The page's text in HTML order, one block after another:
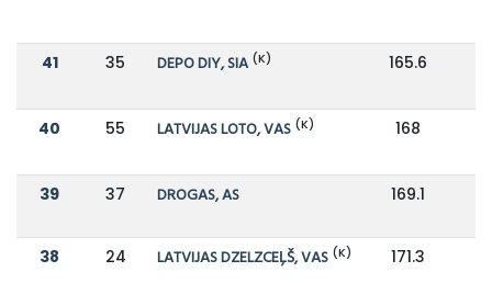
41 35 DEPO DIY, SIA (K) 165.6
40 55 LATVIJAS LOTO, VAS (K) 168
39 37 DROGAS, AS 169.1
38 24 LATVIJAS DZELZCEĻŠ, VAS (K) 171.3